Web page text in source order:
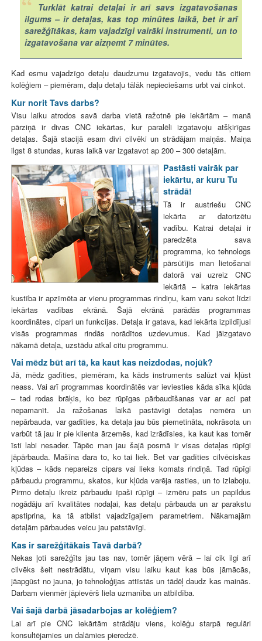
Turklāt katrai detaļai ir arī savs izgatavošanas
ilgums – ir detaļas, kas top minūtes laikā, bet ir arī
sarežģītākas, kam vajadzīgi vairāki instrumenti, un to
izgatavošana var aizņemt 7 minūtes.
Kad esmu vajadzīgo detaļu daudzumu izgatavojis, vedu tās citiem
kolēģiem – piemēram, daļu detaļu tālāk nepieciešams urbt vai cinkot.
Kur norit Tavs darbs?
Visu laiku atrodos savā darba vietā ražotnē pie iekārtām – manā
pārziņā ir divas CNC iekārtas, kur paralēli izgatavoju atšķirīgas
detaļas. Šajā stacijā esam divi cilvēki un strādājam maiņās. Maiņa
ilgst 8 stundas, kuras laikā var izgatavot ap 200 – 300 detaļām.
Pastāsti vairāk par
iekārtu, ar kuru Tu
strādā!
Tā ir austriešu CNC
iekārta ar datorizētu
vadību. Katrai detaļai ir
paredzēta sava
programma, ko tehnologs
pārsūtījis man lietošanai
datorā vai uzreiz CNC
iekārtā – katra iekārtas
kustība ir apzīmēta ar vienu programmas rindiņu, kam varu sekot līdzi
iekārtas vadības ekrānā. Šajā ekrānā parādās programmas
koordinātes, cipari un funkcijas. Detaļa ir gatava, kad iekārta izpildījusi
visās programmas rindās norādītos uzdevumus. Kad jāizgatavo
nākamā detaļa, uzstādu atkal citu programmu.
Vai mēdz būt arī tā, ka kaut kas neizdodas, nojūk?
Jā, mēdz gadīties, piemēram, ka kāds instruments salūzt vai kļūst
neass. Vai arī programmas koordinātēs var ieviesties kāda sīka kļūda
– tad rodas brāķis, ko bez rūpīgas pārbaudīšanas var ar aci pat
nepamanīt. Ja ražošanas laikā pastāvīgi detaļas nemēra un
nepārbauda, var gadīties, ka detaļa jau būs piemetināta, nokrāsota un
varbūt tā jau ir pie klienta ārzemēs, kad izrādīsies, ka kaut kas tomēr
īsti labi nesader. Tāpēc man jau šajā posmā ir visas detaļas rūpīgi
jāpārbauda. Mašīna dara to, ko tai liek. Bet var gadīties cilvēciskas
kļūdas – kāds nepareizs cipars vai lieks komats rindiņā. Tad rūpīgi
pārbaudu programmu, skatos, kur kļūda varēja rasties, un to izlaboju.
Pirmo detaļu ikreiz pārbaudu īpaši rūpīgi – izmēru pats un papildus
nogādāju arī kvalitātes nodaļai, kas detaļu pārbauda un ar parakstu
apstiprina, ka tā atbilst vajadzīgajiem parametriem. Nākamajām
detaļām pārbaudes veicu jau patstāvīgi.
Kas ir sarežģītākais Tavā darbā?
Nekas ļoti sarežģīts jau tas nav, tomēr jāņem vērā – lai cik ilgi arī
cilvēks šeit nestrādātu, viņam visu laiku kaut kas būs jāmācās,
jāapgūst no jauna, jo tehnoloģijas attīstās un tādēļ daudz kas mainās.
Darbam vienmēr jāpievērš liela uzmanība un atbildība.
Vai šajā darbā jāsadarbojas ar kolēģiem?
Lai arī pie CNC iekārtām strādāju viens, kolēģu starpā regulāri
konsultējamies un dalāmies pieredzē.